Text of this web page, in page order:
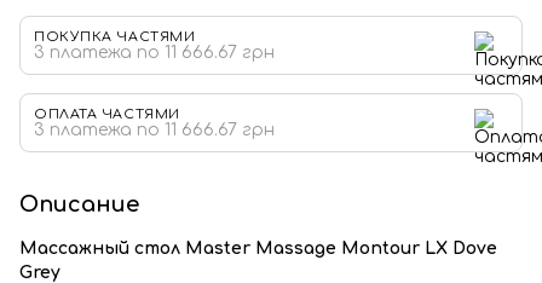
ПОКУПКА ЧАСТЯМИ
3 платежа по 11 666.67 грн
ОПЛАТА ЧАСТЯМИ
3 платежа по 11 666.67 грн
Описание
Массажный стол Master Massage Montour LX Dove
Grey